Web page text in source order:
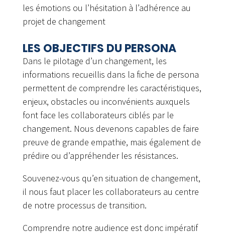
les émotions ou l’hésitation à l’adhérence au
projet de changement
LES OBJECTIFS DU PERSONA
Dans le pilotage d’un changement, les
informations recueillis dans la fiche de persona
permettent de comprendre les caractéristiques,
enjeux, obstacles ou inconvénients auxquels
font face les collaborateurs ciblés par le
changement. Nous devenons capables de faire
preuve de grande empathie, mais également de
prédire ou d’appréhender les résistances.
Souvenez-vous qu’en situation de changement,
il nous faut placer les collaborateurs au centre
de notre processus de transition.
Comprendre notre audience est donc impératif